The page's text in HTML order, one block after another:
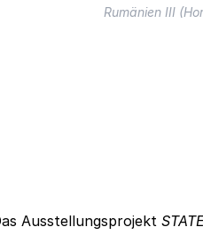
Rumänien III
Ausstellungsprojekt